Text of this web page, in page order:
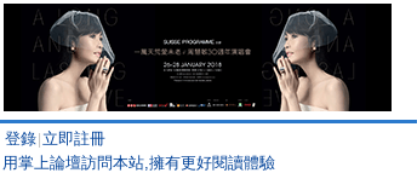
登錄 立即註冊
用掌上論壇訪問本站,擁有更好閱讀體驗